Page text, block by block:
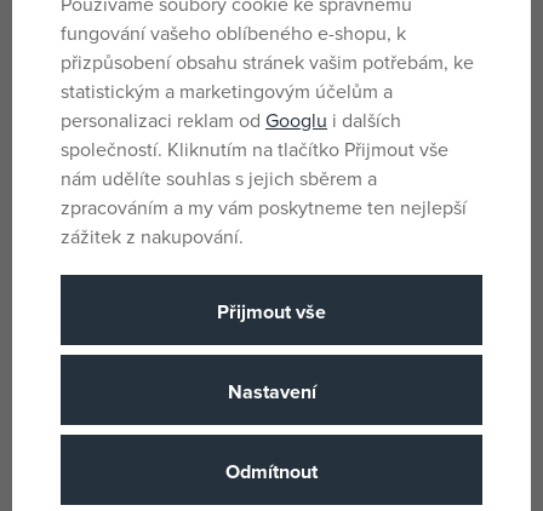
skladem
kočárek White
skladem
DMOC:
fungování vašeho oblíbeného e-shopu, k
přizpůsobení obsahu stránek vašim potřebám, ke
statistickým a marketingovým účelům a
personalizaci reklam od Googlu i dalších
společností. Kliknutím na tlačítko Přijmout vše
nám udělíte souhlas s jejich sběrem a
zpracováním a my vám poskytneme ten nejlepší
zážitek z nakupování.
Přijmout vše
Nastavení
Odmítnout